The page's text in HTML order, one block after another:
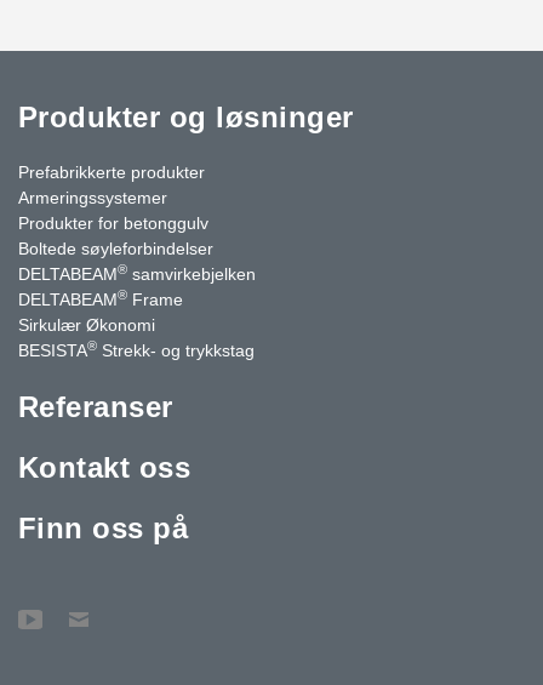
Produkter og løsninger
Prefabrikkerte produkter
Armeringssystemer
Produkter for betonggulv
Boltede søyleforbindelser
DELTABEAM® samvirkebjelken
DELTABEAM® Frame
Sirkulær Økonomi
BESISTA® Strekk- og trykkstag
Referanser
Kontakt oss
Finn oss på